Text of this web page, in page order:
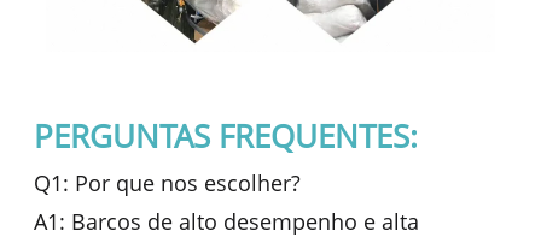
PERGUNTAS FREQUENTES:
Q1: Por que nos escolher?
A1: Barcos de alto desempenho e alta